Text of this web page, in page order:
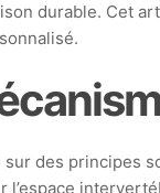
durable. Cet
sur des principes
l’espace